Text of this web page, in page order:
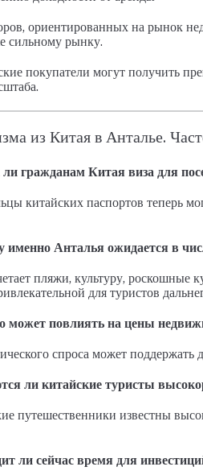
ориентированных на рынок
сильному рынку.
покупатели могут получить
из Китая в Анталье.
гражданам Китая виза для
китайских паспортов теперь
именно Анталья ожидается в
пляжи, культуру, роскошные
для туристов
может повлиять на цены
спроса может
ли китайские туристы
путешественники известны
ли сейчас время для